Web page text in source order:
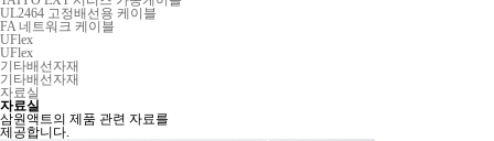
UL2464 고정배선용 케이블
FA 네트워크 케이블
UFlex
UFlex
기타배선자재
기타배선자재
자료실
자료실
삼원액트의 제품 관련 자료를
제공합니다.